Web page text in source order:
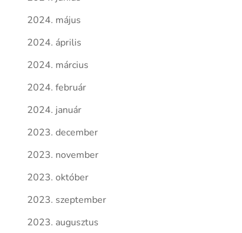
2024. május
2024. április
2024. március
2024. február
2024. január
2023. december
2023. november
2023. október
2023. szeptember
2023. augusztus